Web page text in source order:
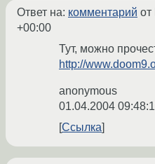
Ответ на: комментарий от
+00:00
Тут, можно
http://
anonymous
01.04.2004
Ссылка